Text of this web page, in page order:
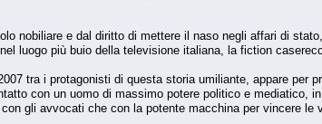
nobiliare e dal diritto di mettere il naso negli affari di
luogo più buio della televisione italiana, la fiction
tra i protagonisti di questa storia umiliante, appare
con un uomo di massimo potere politico e mediatico,
gli avvocati che con la potente macchina per vincere le